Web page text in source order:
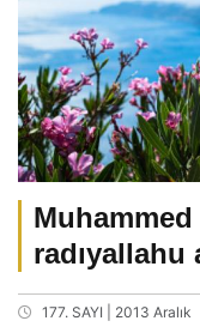
radıyallahu
177. SAYI | 2013 Aralık